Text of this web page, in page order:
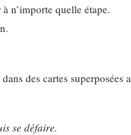
à n’importe quelle étape.
des cartes superposées
se défaire.